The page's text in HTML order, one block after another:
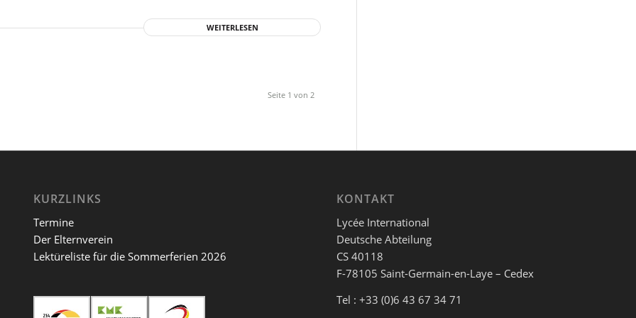
WEITERLESEN
Seite 1 von 2
KURZLINKS
Termine
Der Elternverein
Lektüreliste für die Sommerferien 2026
KONTAKT
Lycée International
Deutsche Abteilung
CS 40118
F-78105 Saint-Germain-en-Laye – Cedex
Tel : +33 (0)6 43 67 34 71